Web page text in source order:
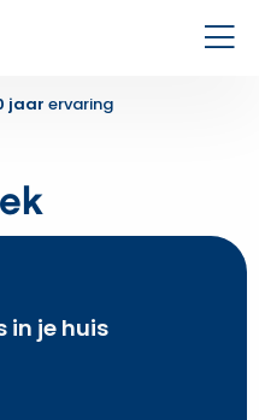
jaar ervaring
in je huis